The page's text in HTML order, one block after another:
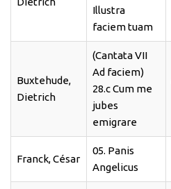
Illustra
faciem tuam
Buxtehude,
Dietrich
(Cantata VII
Ad faciem)
28.c Cum me
jubes
emigrare
Franck, César
05. Panis
Angelicus